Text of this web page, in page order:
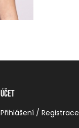
Účet
Přihlášení / Registrace